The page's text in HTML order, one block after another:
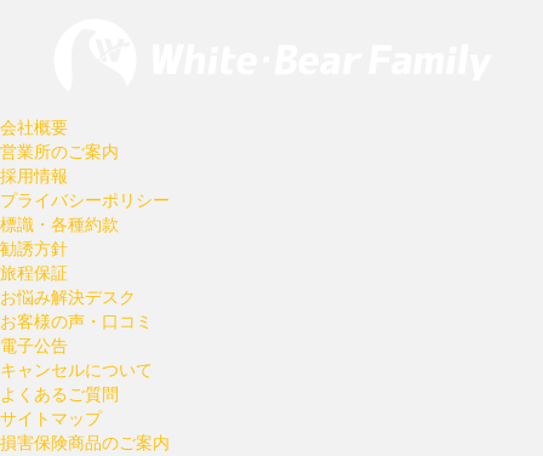
会社概要
営業所のご案内
採用情報
プライバシーポリシー
標識・各種約款
勧誘方針
旅程保証
お悩み解決デスク
お客様の声・口コミ
電子公告
キャンセルについて
よくあるご質問
サイトマップ
損害保険商品のご案内